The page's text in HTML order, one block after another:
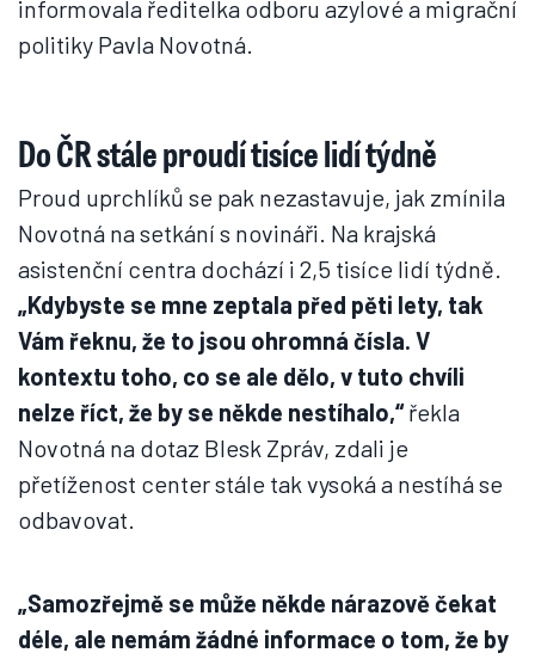
informovala ředitelka odboru azylové a migrační
politiky Pavla Novotná.
Do ČR stále proudí tisíce lidí týdně
Proud uprchlíků se pak nezastavuje, jak zmínila
Novotná na setkání s novináři. Na krajská
asistenční centra dochází i 2,5 tisíce lidí týdně.
„Kdybyste se mne zeptala před pěti lety, tak
Vám řeknu, že to jsou ohromná čísla. V
kontextu toho, co se ale dělo, v tuto chvíli
nelze říct, že by se někde nestíhalo,“řekla
Novotná na dotaz Blesk Zpráv, zdali je
přetíženost center stále tak vysoká a nestíhá se
odbavovat.
„Samozřejmě se může někde nárazově čekat
déle, ale nemám žádné informace o tom, že by